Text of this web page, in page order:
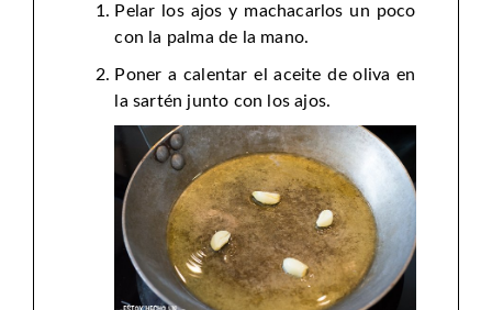
Pelar los ajos y machacarlos un poco
con la palma de la mano.
Poner a calentar el aceite de oliva en
la sartén junto con los ajos.